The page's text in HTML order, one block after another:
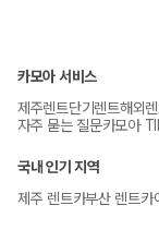
카모아 서비스
제주렌트단기렌트해외
자주 묻는 질문카모아
국내 인기 지역
제주 렌트카부산 렌트카